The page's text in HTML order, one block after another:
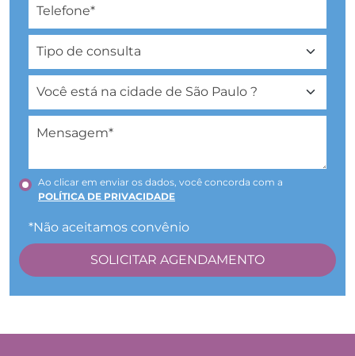
Ao clicar em enviar os dados, você concorda com a
POLÍTICA DE PRIVACIDADE
*Não aceitamos convênio